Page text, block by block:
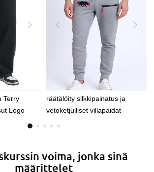
Terry
Logo
leveä jalka
räätälöity silkkipainatus ja
vetoketjulliset villapaidat
voima, jonka sinä
määrittelet